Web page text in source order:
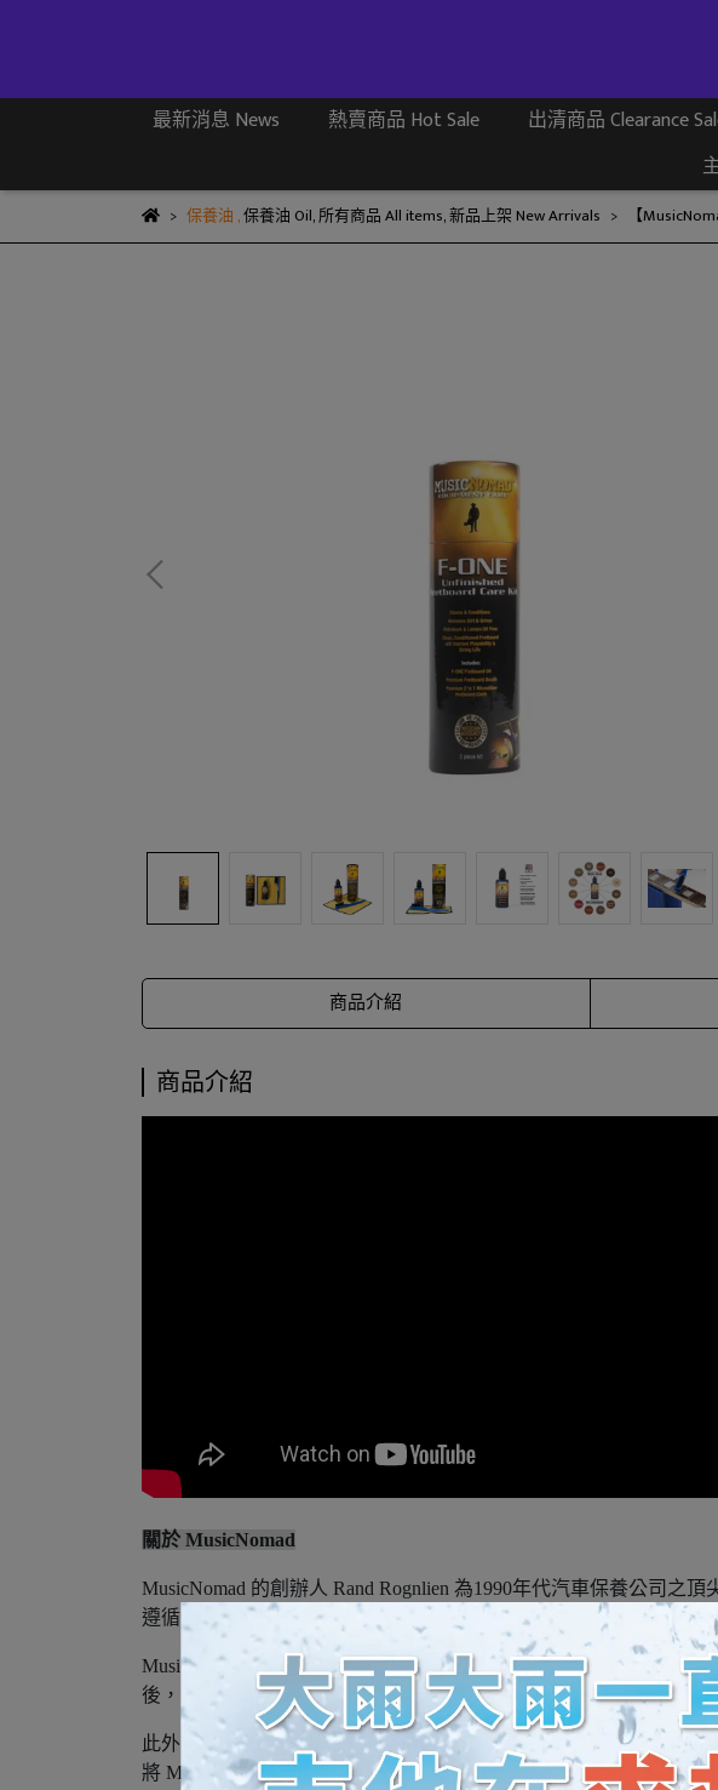
最新消息 News 熱賣商品 Hot Sale 出清商品 Clearance
保養油 ,保養油 Oil,所有商品 All items,新品上架 New Arrivals 【
商品介紹
商品介紹
關於 MusicNomad
MusicNomad 的創辦人 Rand Rognlien 為1990年代汽車保養公司
遵循內心的想法，將一生奉獻給音樂。他憑藉自身在汽車保養的專
MusicNomad 堅持環保與永續發展之理念，選用可回收之環保及
後，每年都會推出新世代的樂器保養器材，穩定的品質與新穎的設
此外，Rognlien 亦不遺於力地建置網站與投入資源，幫助許多獨
將 MusicNomad 商品販售之部分所得，捐獻給為弱勢學童提供樂